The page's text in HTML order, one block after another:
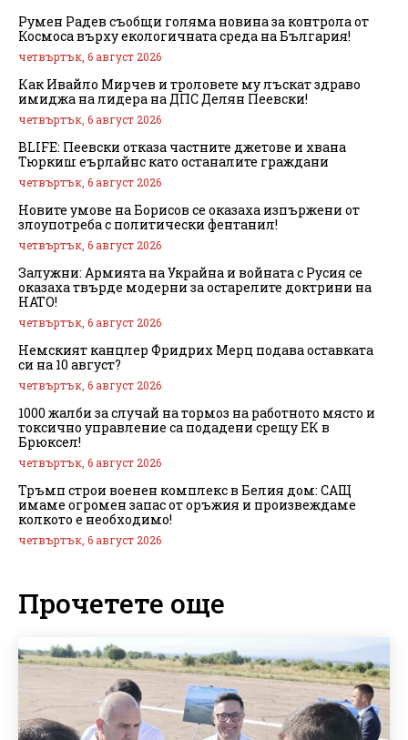
Румен Радев съобщи голяма новина за контрола от
Космоса върху екологичната среда на България!
четвъртък, 6 август 2026
Как Ивайло Мирчев и троловете му лъскат здраво
имиджа на лидера на ДПС Делян Пеевски!
четвъртък, 6 август 2026
BLIFE: Пеевски отказа частните джетове и хвана
Тюркиш еърлайнс като останалите граждани
четвъртък, 6 август 2026
Новите умове на Борисов се оказаха изпържени от
злоупотреба с политически фентанил!
четвъртък, 6 август 2026
Залужни: Армията на Украйна и войната с Русия се
оказаха твърде модерни за остарелите доктрини на
НАТО!
четвъртък, 6 август 2026
Немският канцлер Фридрих Мерц подава оставката
си на 10 август?
четвъртък, 6 август 2026
1000 жалби за случай на тормоз на работното място и
токсично управление са подадени срещу ЕК в
Брюксел!
четвъртък, 6 август 2026
Тръмп строи военен комплекс в Белия дом: САЩ
имаме огромен запас от оръжия и произвеждаме
колкото е необходимо!
четвъртък, 6 август 2026
Прочетете още